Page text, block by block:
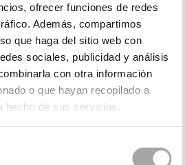
ofrecer funciones de redes
Además, compartimos
que haga del sitio web con
sociales, publicidad y análisis
con otra información
o que hayan recopilado a
hecho de sus servicios.